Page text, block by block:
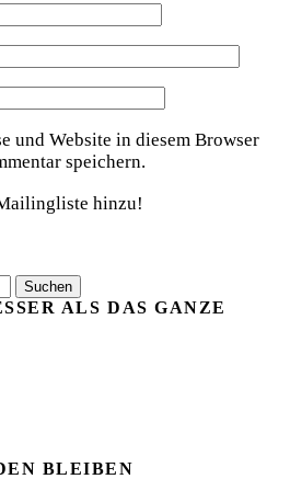
und Website in diesem Browser
speichern.
hinzu!
ALS DAS GANZE
BLEIBEN